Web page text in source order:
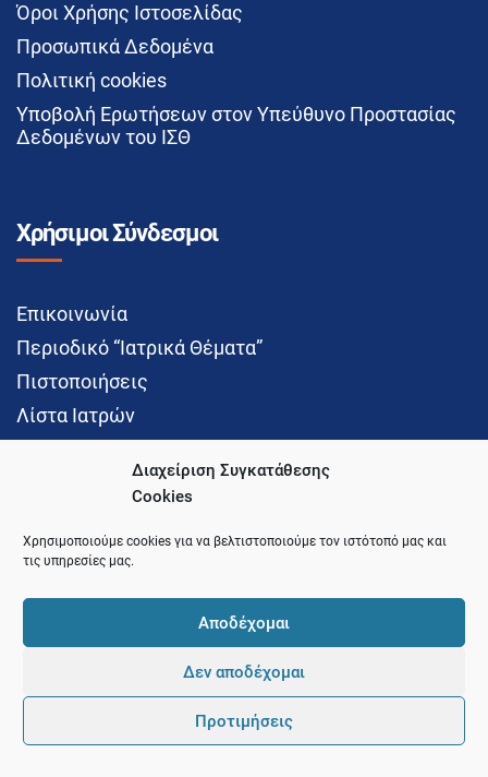
Διαχείριση Συγκατάθεσης
Cookies
Χρησιμοποιούμε cookies για να βελτιστοποιούμε τον ιστότοπό μας και
τις υπηρεσίες μας.
Αποδέχομαι
Δεν αποδέχομαι
Προτιμήσεις
Όροι Χρήσης Ιστοσελίδας
Προσωπικά Δεδομένα
Πολιτική cookies
Υποβολή Ερωτήσεων στον Υπεύθυνο Προστασίας
Δεδομένων του ΙΣΘ
Χρήσιμοι Σύνδεσμοι
Επικοινωνία
Περιοδικό “Ιατρικά Θέματα”
Πιστοποιήσεις
Λίστα Ιατρών
Social Media
© 2021 Ιατρικός Σύλλογος Θεσσαλονίκης
Development and Hosting byPointer